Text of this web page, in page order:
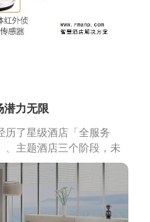
潜力无限
历了星级酒店「全服务
、主题酒店三个阶段，未
点，以更加人性化为点